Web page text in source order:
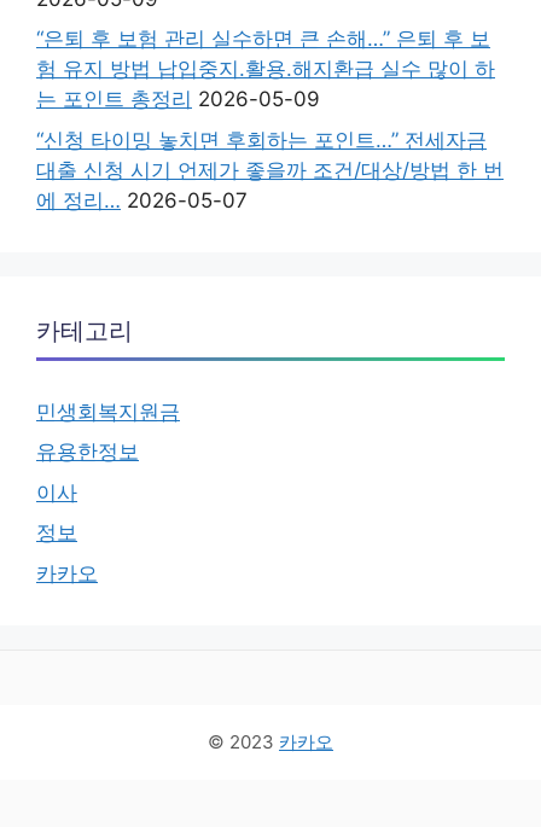
“은퇴 후 보험 관리 실수하면 큰 손해…” 은퇴 후 보
험 유지 방법 납입중지.활용.해지환급 실수 많이 하
는 포인트 총정리 2026-05-09
“신청 타이밍 놓치면 후회하는 포인트…” 전세자금
대출 신청 시기 언제가 좋을까 조건/대상/방법 한 번
에 정리… 2026-05-07
카테고리
민생회복지원금
유용한정보
이사
정보
카카오
© 2023 카카오